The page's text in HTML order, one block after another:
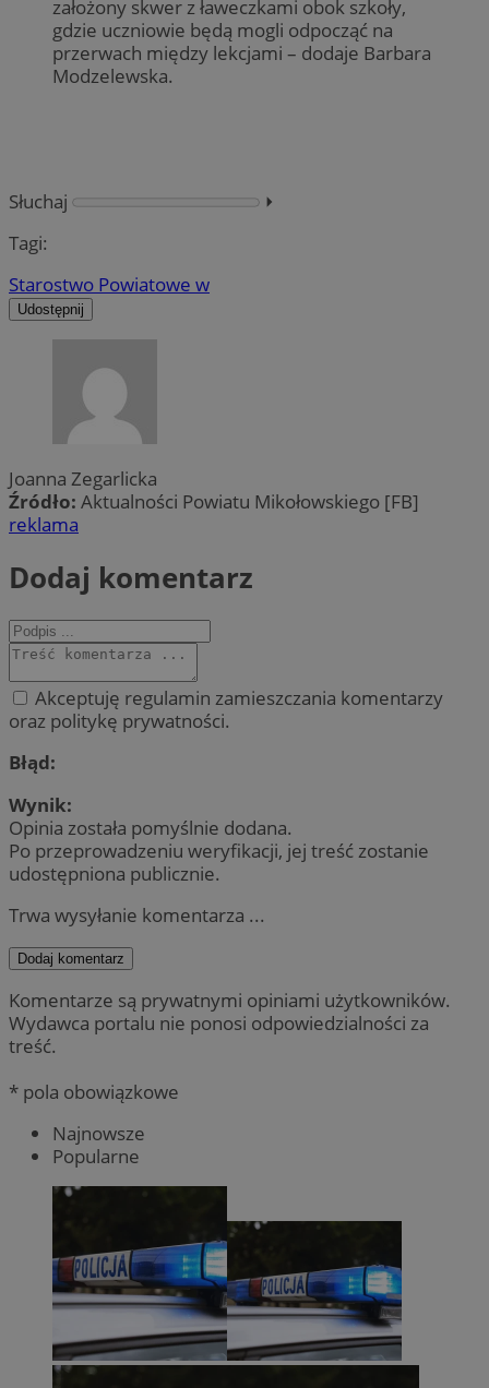
założony skwer z ławeczkami obok szkoły,
gdzie uczniowie będą mogli odpocząć na
przerwach między lekcjami – dodaje Barbara
Modzelewska.
Słuchaj
⏵︎
Tagi:
Starostwo Powiatowe w
Udostępnij
Joanna Zegarlicka
Źródło: Aktualności Powiatu Mikołowskiego [FB]
reklama
Dodaj komentarz
Akceptuję regulamin zamieszczania komentarzy
oraz politykę prywatności.
Błąd:
Wynik:
Opinia została pomyślnie dodana.
Po przeprowadzeniu weryfikacji, jej treść zostanie
udostępniona publicznie.
Trwa wysyłanie komentarza ...
Dodaj komentarz
Komentarze są prywatnymi opiniami użytkowników.
Wydawca portalu nie ponosi odpowiedzialności za
treść.
* pola obowiązkowe
Najnowsze
Popularne